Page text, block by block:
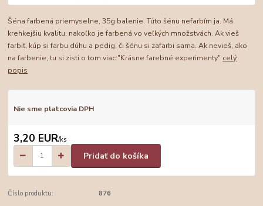
Šéna farbená priemyselne, 35g balenie. Túto šénu nefarbím ja. Má
krehkejšiu kvalitu, nakoľko je farbená vo veľkých množstvách. Ak vieš
farbiť, kúp si farbu dúhu a pedig, či šénu si zafarbi sama. Ak nevieš, ako
na farbenie, tu si zisti o tom viac:"Krásne farebné experimenty" celý
popis
Nie sme platcovia DPH
3,20 EUR/ks
Pridať do košíka
Číslo produktu: 876